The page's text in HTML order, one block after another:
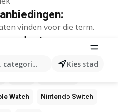
categorieën, producten...
Kies stad
vinden voor die term.
Watch Nintendo Switch